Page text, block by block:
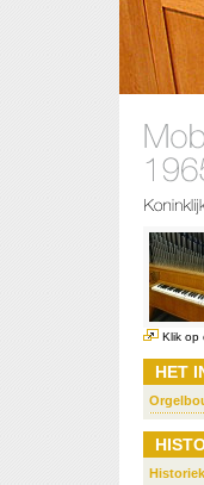
Klik op
HET
Historiek